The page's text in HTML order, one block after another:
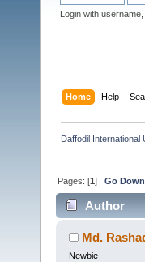
Login with
Home Help
Daffodil International
Pages: [1]Go Down
Author
Md.
Newbie